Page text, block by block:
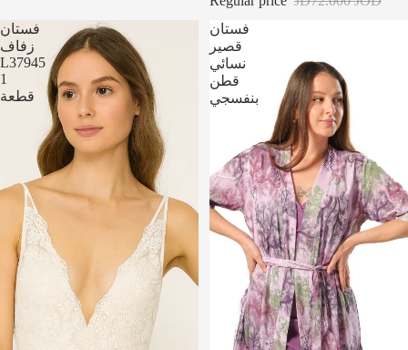
فستان
زفاف
L37945
1
قطعة
فستان
قصير
نسائي
قطن
بنفسجي